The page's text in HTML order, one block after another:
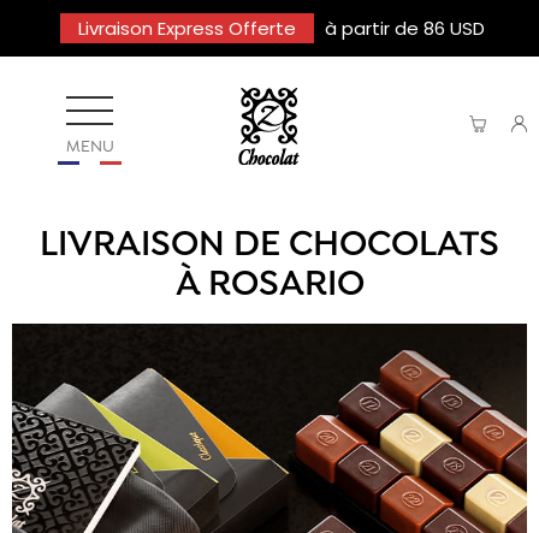
Livraison Express Offerte à partir de 86 USD
MENU
LIVRAISON DE CHOCOLATS
À ROSARIO